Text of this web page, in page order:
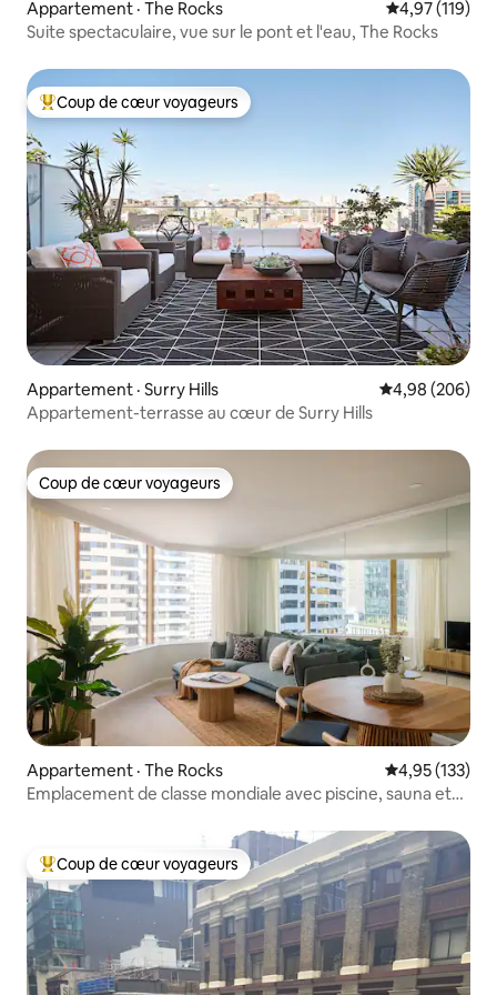
Appartement · The Rocks Note
4,97 (119)
Suite spectaculaire, vue sur le pont et l'eau, The Rocks
Coup de cœur voyageurs parmi les plus aimés
Coup de cœur voyageurs
Appartement · Surry Hills Note
4,98 (206)
Appartement-terrasse au cœur de Surry Hills
Coup de cœur voyageurs
Coup de cœur voyageurs
Appartement · The Rocks Note
4,95 (133)
Emplacement de classe mondiale avec piscine, sauna et
Coup de cœur voyageurs parmi les plus aimés
Coup de cœur voyageurs